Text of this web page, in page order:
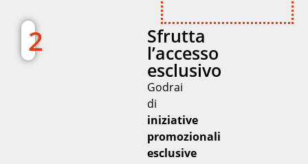
2 Sfrutta
l’accesso
esclusivo
Godrai
di
iniziative
promozionali
esclusive